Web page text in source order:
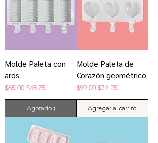
Molde Paleta con
aros
Precio
$65.00 Precio de oferta
$48.75
Agotado:(
Molde Paleta de
Corazón geométrico
Precio
$99.00 Precio de oferta
$74.25
Agregar al carrito